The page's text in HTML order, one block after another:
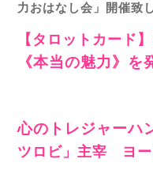
力おはなし会」開催致
【タロットカード
《本当の魅力》 を
心のトレジャーハ
ツロビ」主宰 ヨー